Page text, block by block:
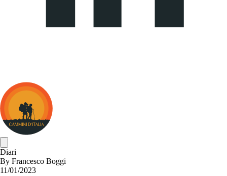
Cammini
d&#039;Italia
Diari
By Francesco Boggi
11/01/2023